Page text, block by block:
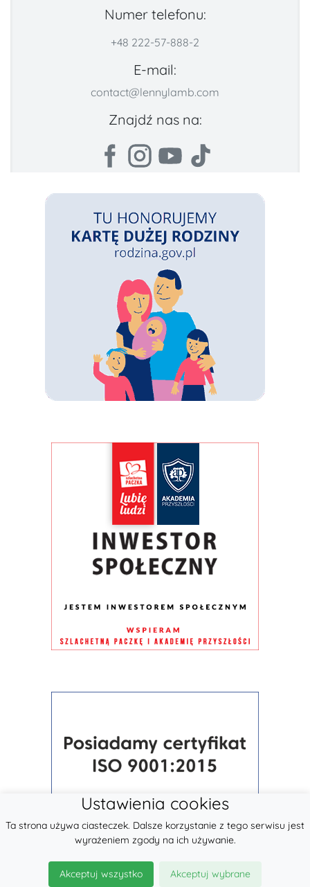
Numer telefonu:
+48 222-57-888-2
E-mail:
contact@lennylamb.com
Znajdź nas na:
Ustawienia cookies
Ta strona używa ciasteczek. Dalsze korzystanie z tego serwisu jest
wyrażeniem zgody na ich używanie.
Akceptuj wszystko Akceptuj wybrane